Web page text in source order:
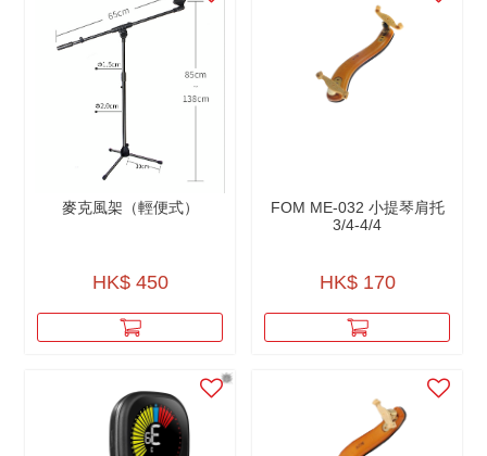
麥克風架（輕便式）
HK$ 450
FOM ME-032 小提琴肩托
3/4-4/4
HK$ 170